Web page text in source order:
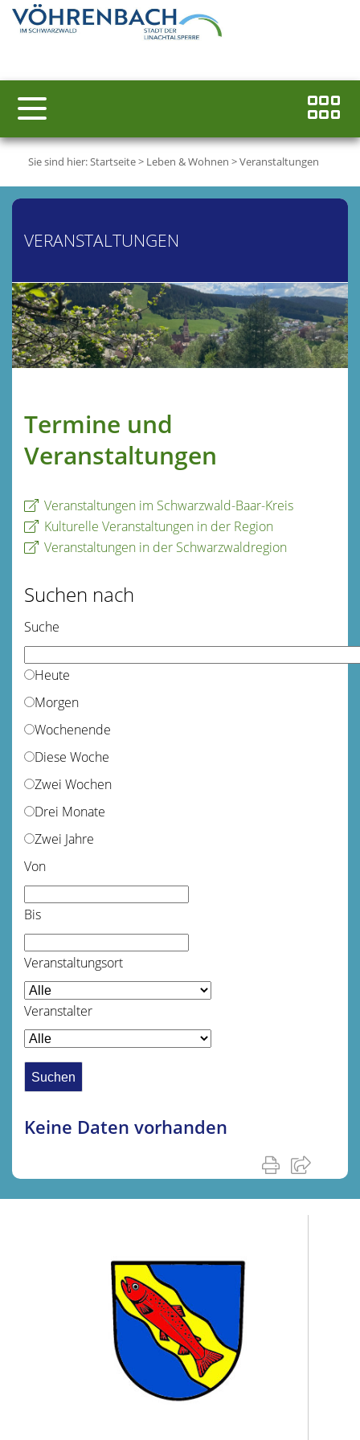
Sie sind hier:Startseite> Leben & Wohnen >Veranstaltungen
VERANSTALTUNGEN
Termine und
Veranstaltungen
Veranstaltungen im Schwarzwald-Baar-Kreis
Kulturelle Veranstaltungen in der Region
Veranstaltungen in der Schwarzwaldregion
Suchen nach
Suche
Heute
Morgen
Wochenende
Diese Woche
Zwei Wochen
Drei Monate
Zwei Jahre
Von
Bis
Veranstaltungsort
Veranstalter
Keine Daten vorhanden